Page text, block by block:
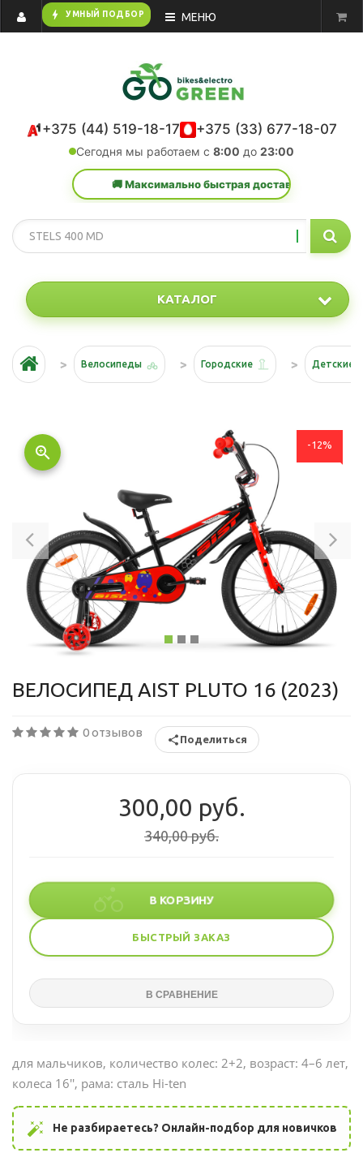
bolt УМНЫЙ ПОДБОР МЕНЮ
+375 (44) 519-18-17 +375 (33) 677-18-07
Сегодня мы работаем с 8:00 до 23:00
🚚 Максимально быстрая доставка в любую точку
КАТАЛОГ
Велосипеды Городские Детские
-12%
Previous
zoom_in
ВЕЛОСИПЕД AIST PLUTO 16 (2023)
0 отзывов Поделиться
300,00 руб.
340,00 руб.
В КОРЗИНУ
БЫСТРЫЙ ЗАКАЗ
для мальчиков, количество колес: 2+2, возраст: 4–6 лет,
колеса 16'', рама: сталь Hi-ten
auto_fix_high Не разбираетесь? Онлайн-подбор для новичков